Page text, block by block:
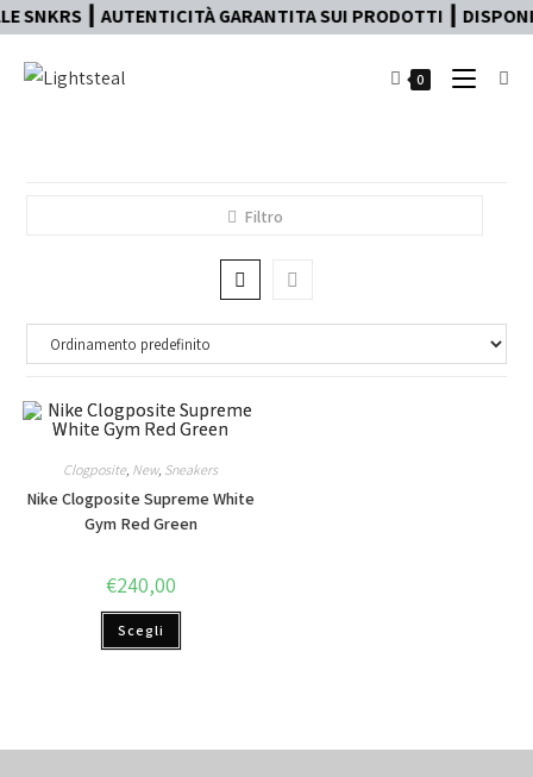
┃ AUTENTICITÀ GARANTITA SUI PRODOTTI ┃
0
Filtro
Clogposite, New, Sneakers
Nike Clogposite Supreme White
Gym Red Green
€240,00
Scegli